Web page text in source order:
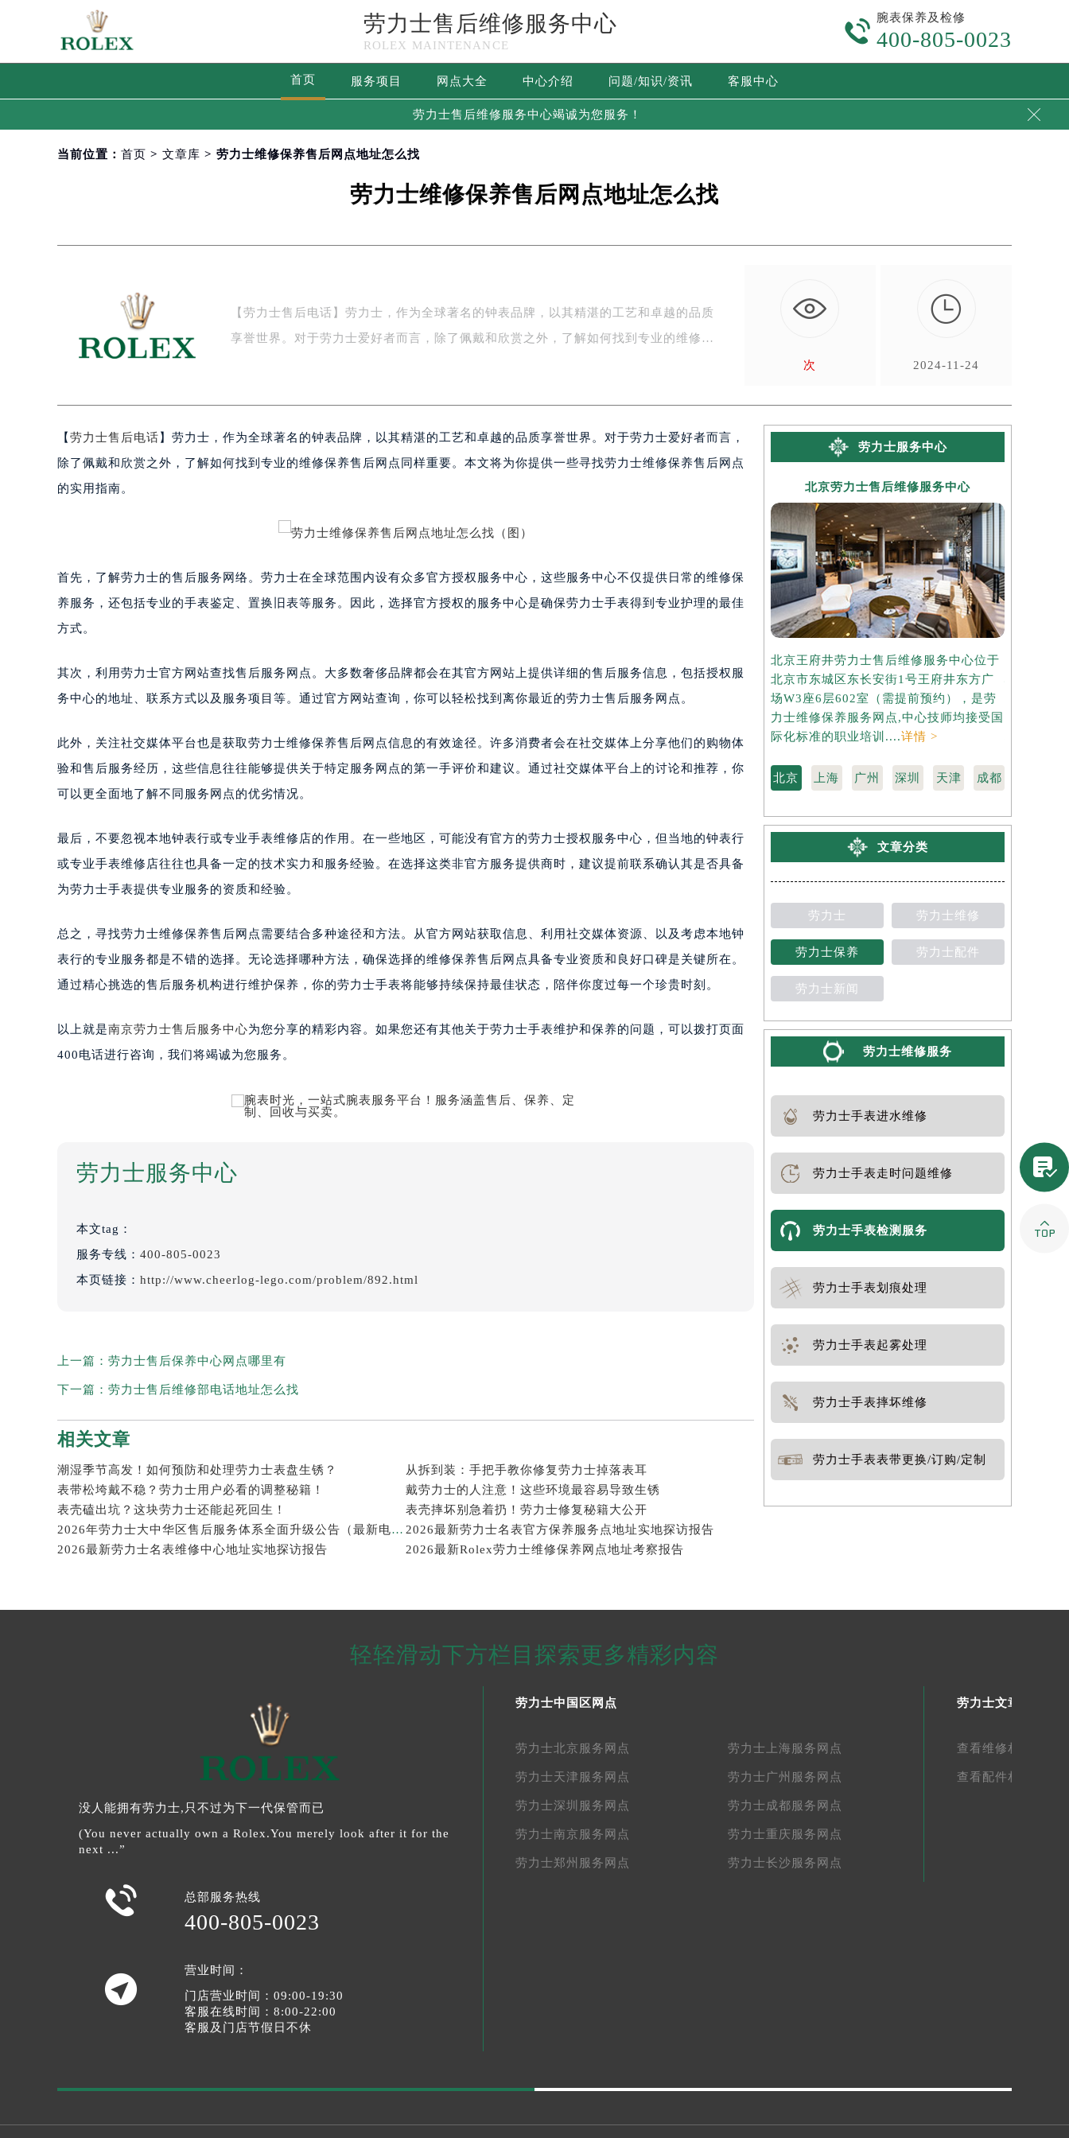
劳力士售后维修服务中心
ROLEX MAINTENANCE

腕表保养及检修
400-805-0023
首页 服务项目 网点大全 中心介绍 问题/知识/资讯 客服中心
劳力士售后维修服务中心竭诚为您服务！ 
当前位置： 首页 > 文章库 > 劳力士维修保养售后网点地址怎么找
劳力士维修保养售后网点地址怎么找
【劳力士售后电话】劳力士，作为全球著名的钟表品牌，以其精湛的工艺和卓越的品质
享誉世界。对于劳力士爱好者而言，除了佩戴和欣赏之外，了解如何找到专业的维修…
次

2024-11-24
【 劳力士售后电话 】劳力士，作为全球著名的钟表品牌，以其精湛的工艺和卓越的品质享誉世界。对于劳力士爱好者而言，
除了佩戴和欣赏之外，了解如何找到专业的维修保养售后网点同样重要。本文将为你提供一些寻找劳力士维修保养售后网点
的实用指南。
首先，了解劳力士的售后服务网络。劳力士在全球范围内设有众多官方授权服务中心，这些服务中心不仅提供日常的维修保
养服务，还包括专业的手表鉴定、置换旧表等服务。因此，选择官方授权的服务中心是确保劳力士手表得到专业护理的最佳
方式。
其次，利用劳力士官方网站查找售后服务网点。大多数奢侈品牌都会在其官方网站上提供详细的售后服务信息，包括授权服
务中心的地址、联系方式以及服务项目等。通过官方网站查询，你可以轻松找到离你最近的劳力士售后服务网点。
此外，关注社交媒体平台也是获取劳力士维修保养售后网点信息的有效途径。许多消费者会在社交媒体上分享他们的购物体
验和售后服务经历，这些信息往往能够提供关于特定服务网点的第一手评价和建议。通过社交媒体平台上的讨论和推荐，你
可以更全面地了解不同服务网点的优劣情况。
最后，不要忽视本地钟表行或专业手表维修店的作用。在一些地区，可能没有官方的劳力士授权服务中心，但当地的钟表行
或专业手表维修店往往也具备一定的技术实力和服务经验。在选择这类非官方服务提供商时，建议提前联系确认其是否具备
为劳力士手表提供专业服务的资质和经验。
总之，寻找劳力士维修保养售后网点需要结合多种途径和方法。从官方网站获取信息、利用社交媒体资源、以及考虑本地钟
表行的专业服务都是不错的选择。无论选择哪种方法，确保选择的维修保养售后网点具备专业资质和良好口碑是关键所在。
通过精心挑选的售后服务机构进行维护保养，你的劳力士手表将能够持续保持最佳状态，陪伴你度过每一个珍贵时刻。
以上就是南京劳力士售后服务中心为您分享的精彩内容。如果您还有其他关于劳力士手表维护和保养的问题，可以拨打页面
400电话进行咨询，我们将竭诚为您服务。
劳力士服务中心
本文tag：
服务专线： 400-805-0023
本页链接： http://www.cheerlog-lego.com/problem/892.html
上一篇： 劳力士售后保养中心网点哪里有
下一篇： 劳力士售后维修部电话地址怎么找
相关文章
潮湿季节高发！如何预防和处理劳力士表盘生锈？
从拆到装：手把手教你修复劳力士掉落表耳
表带松垮戴不稳？劳力士用户必看的调整秘籍！
戴劳力士的人注意！这些环境最容易导致生锈
表壳磕出坑？这块劳力士还能起死回生！
表壳摔坏别急着扔！劳力士修复秘籍大公开
2026年劳力士大中华区售后服务体系全面升级公告（最新电话及地址） 2026最新劳力士名表官方保养服务点地址实地探访报告
2026最新劳力士名表维修中心地址实地探访报告
2026最新Rolex劳力士维修保养网点地址考察报告
劳力士服务中心
北京劳力士售后维修服务中心
北京王府井劳力士售后维修服务中心位于
北京市东城区东长安街1号王府井东方广
场W3座6层602室（需提前预约），是劳
力士维修保养服务网点,中心技师均接受国
际化标准的职业培训....详情 >
北京 上海 广州 深圳 天津 成都
文章分类
劳力士 劳力士维修
劳力士保养 劳力士配件
劳力士新闻
劳力士维修服务
劳力士手表进水维修
劳力士手表走时问题维修
劳力士手表检测服务
劳力士手表划痕处理
劳力士手表起雾处理
劳力士手表摔坏维修
劳力士手表表带更换/订购/定制
轻轻滑动下方栏目探索更多精彩内容
没人能拥有劳力士,只不过为下一代保管而已
(You never actually own a Rolex.You merely look after it for the
next ...”
 总部服务热线
400-805-0023

营业时间：
门店营业时间：09:00-19:30
客服在线时间：8:00-22:00
客服及门店节假日不休
劳力士中国区网点
劳力士北京服务网点 劳力士上海服务网点
劳力士天津服务网点 劳力士广州服务网点
劳力士深圳服务网点 劳力士成都服务网点
劳力士南京服务网点 劳力士重庆服务网点
劳力士郑州服务网点 劳力士长沙服务网点
劳力士文章库
查看维修相关文章
查看配件相关文章

